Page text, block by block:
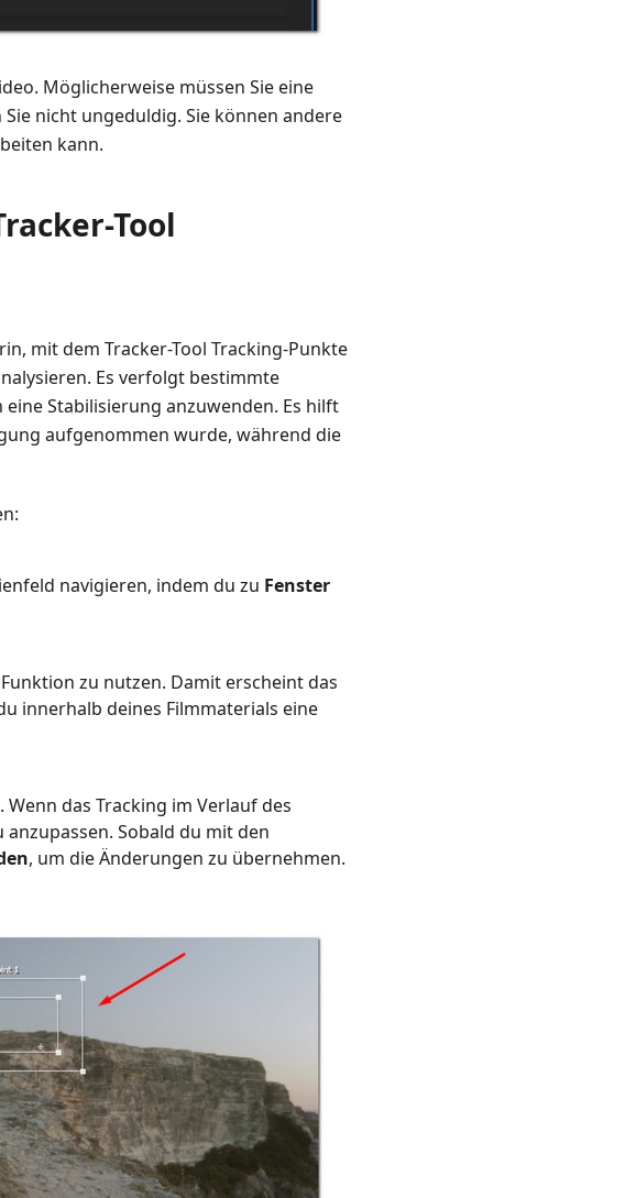
Möglicherweise müssen Sie eine
nicht ungeduldig. Sie können andere
kann.
Tool
mit dem Tracker-Tool Tracking-Punkte
Es verfolgt bestimmte
Stabilisierung anzuwenden. Es hilft
aufgenommen wurde, während die
navigieren, indem du zu Fenster
zu nutzen. Damit erscheint das
innerhalb deines Filmmaterials eine
das Tracking im Verlauf des
Sobald du mit den
, um die Änderungen zu übernehmen.